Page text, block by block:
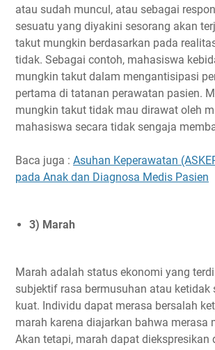
atau sudah muncul, atau sebagai
sesuatu yang diyakini sesorang akan
takut mungkin berdasarkan pada
tidak. Sebagai contoh, mahasiswa
mungkin takut dalam mengantisipasi
pertama di tatanan perawatan pasien.
mungkin takut tidak mau dirawat oleh
mahasiswa secara tidak sengaja
Baca juga : Asuhan Keperawatan
pada Anak dan Diagnosa Medis Pasien
3) Marah
Marah adalah status ekonomi yang
subjektif rasa bermusuhan atau ketidak
kuat. Individu dapat merasa bersalah
marah karena diajarkan bahwa merasa
Akan tetapi, marah dapat diekspresikan